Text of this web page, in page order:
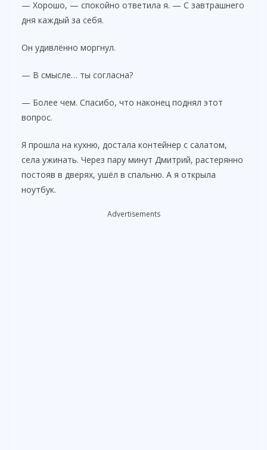
— Хорошо, — спокойно ответила я. — С завтрашнего
дня каждый за себя.
Он удивлённо моргнул.
— В смысле… ты согласна?
— Более чем. Спасибо, что наконец поднял этот
вопрос.
Я прошла на кухню, достала контейнер с салатом,
села ужинать. Через пару минут Дмитрий, растерянно
постояв в дверях, ушёл в спальню. А я открыла
ноутбук.
Advertisements